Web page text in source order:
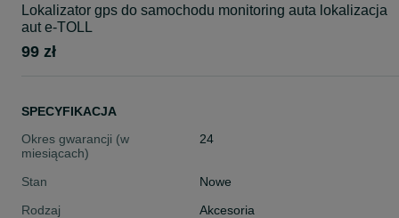
Lokalizator gps do samochodu monitoring auta lokalizacja
aut e-TOLL
99 zł
SPECYFIKACJA
Okres gwarancji (w
miesiącach)
24
Stan
Nowe
Rodzaj
Akcesoria